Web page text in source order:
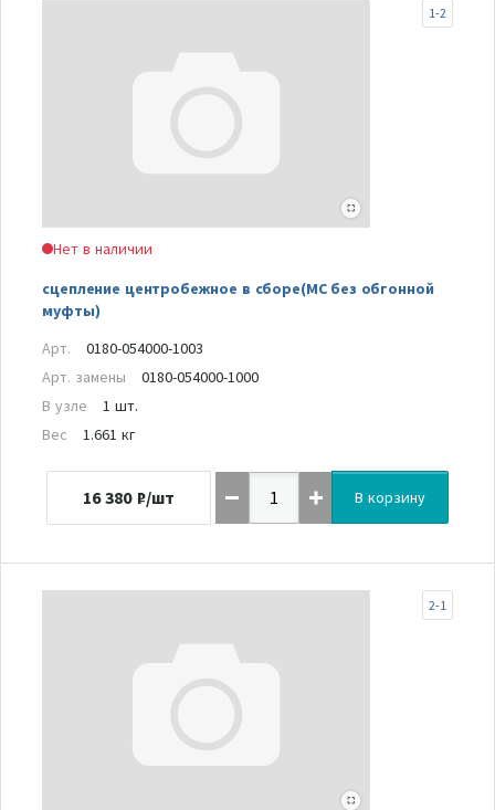
Нет в наличии
сцепление центробежное в сборе(МС без обгонной
муфты)
1-2
Арт.
0180-054000-1003
Арт. замены
0180-054000-1000
В узле
1 шт.
Вес
1.661 кг
16 380 ₽/шт В корзину
2-1